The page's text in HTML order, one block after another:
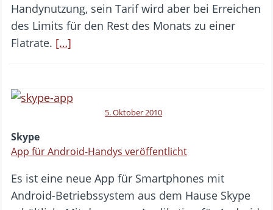
Handynutzung, sein Tarif wird aber bei Erreichen
des Limits für den Rest des Monats zu einer
Flatrate. […]
5. Oktober 2010
Skype
App für Android-Handys veröffentlicht
Es ist eine neue App für Smartphones mit
Android-Betriebssystem aus dem Hause Skype